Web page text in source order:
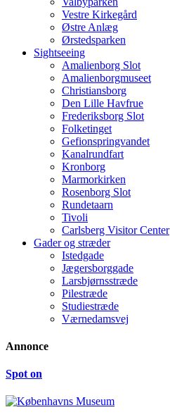
Vestre Kirkegård
Østre Anlæg
Ørstedsparken
Sightseeing
Amalienborg Slot
Amalienborgmuseet
Christiansborg
Den Lille Havfrue
Frederiksborg Slot
Folketinget
Gefionspringvandet
Kanalrundfart
Kronborg
Marmorkirken
Rosenborg Slot
Rundetaarn
Tivoli
Carlsberg Visitor Center
Gader og stræder
Istedgade
Jægersborggade
Larsbjørnsstræde
Pilestræde
Studiestræde
Værnedamsvej
Annonce
Spot on